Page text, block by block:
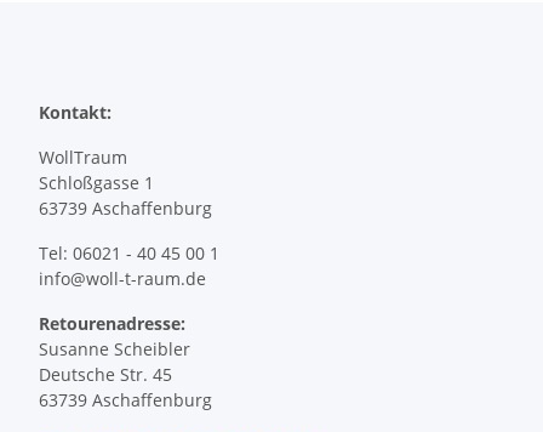
Kontakt:
WollTraum
Schloßgasse 1
63739 Aschaffenburg
Tel: 06021 - 40 45 00 1
info@woll-t-raum.de
Retourenadresse:
Susanne Scheibler
Deutsche Str. 45
63739 Aschaffenburg